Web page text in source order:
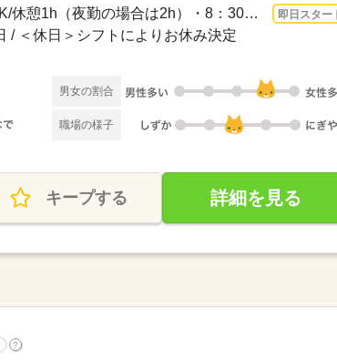
3ヵ月以上 即日〜 / シフト制/週3日～OK/休憩1h（夜勤の場合は2h）・8：30～17：30・9... 即日スター
/ ＜休日＞シフトによりお休み決定
男女の割合
職場の様子
キープする 詳細を見る
?